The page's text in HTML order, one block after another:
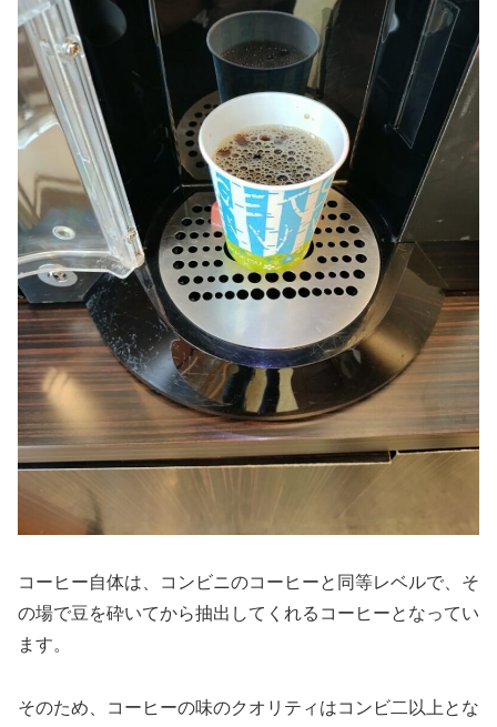
コーヒー自体は、コンビニのコーヒーと同等レベルで、そ
の場で豆を砕いてから抽出してくれるコーヒーとなってい
ます。
そのため、コーヒーの味のクオリティはコンビ二以上とな